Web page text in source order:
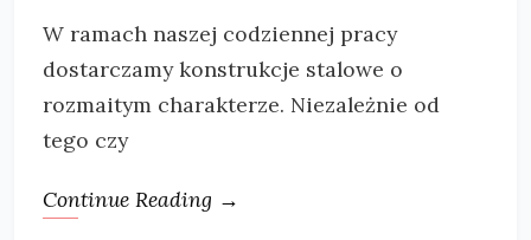
W ramach naszej codziennej pracy
dostarczamy konstrukcje stalowe o
rozmaitym charakterze. Niezależnie od
tego czy
Continue Reading →